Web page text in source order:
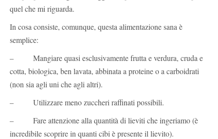
quel che mi riguarda.
In cosa consiste, comunque, questa alimentazione sana è
semplice:
– Mangiare quasi esclusivamente frutta e verdura, cruda e
cotta, biologica, ben lavata, abbinata a proteine o a carboidrati
(non sia agli uni che agli altri).
– Utilizzare meno zuccheri raffinati possibili.
– Fare attenzione alla quantità di lieviti che ingeriamo (è
incredibile scoprire in quanti cibi è presente il lievito).